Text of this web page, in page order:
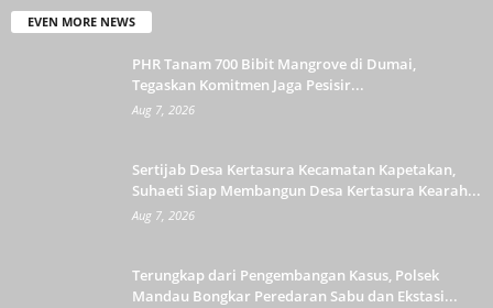
EVEN MORE NEWS
PHR Tanam 700 Bibit Mangrove di Dumai,
Tegaskan Komitmen Jaga Pesisir...
Aug 7, 2026
Sertijab Desa Kertasura Kecamatan Kapetakan,
Suhaeti Siap Membangun Desa Kertasura Kearah...
Aug 7, 2026
Terungkap dari Pengembangan Kasus, Polsek
Mandau Bongkar Peredaran Sabu dan Ekstasi...